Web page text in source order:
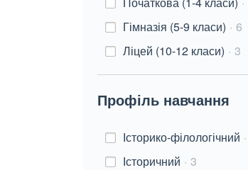
Гімназія (5-9 класи)
6
Ліцей (10-12 класи)
3
Профіль навчання
Історико-філологічний
Історичний
3